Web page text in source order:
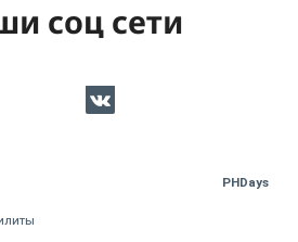
соц сети
PHDays